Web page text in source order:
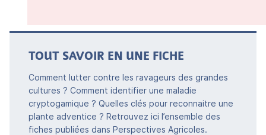
TOUT SAVOIR EN UNE FICHE
Comment lutter contre les ravageurs des grandes
cultures ? Comment identifier une maladie
cryptogamique ? Quelles clés pour reconnaitre une
plante adventice ? Retrouvez ici l’ensemble des
fiches publiées dans Perspectives Agricoles.